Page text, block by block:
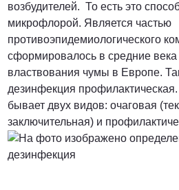
ПОЗВОНИТЬ
от 1500 Руб.
ПОЗВОНИТЬ
возбудителей. То есть это
микрофлорой. Является частью
противоэпидемиологического
сформировалось в средние
властвования чумы в Европе.
дезинфекция
бывает двух видов: очаговая
заключительная) и